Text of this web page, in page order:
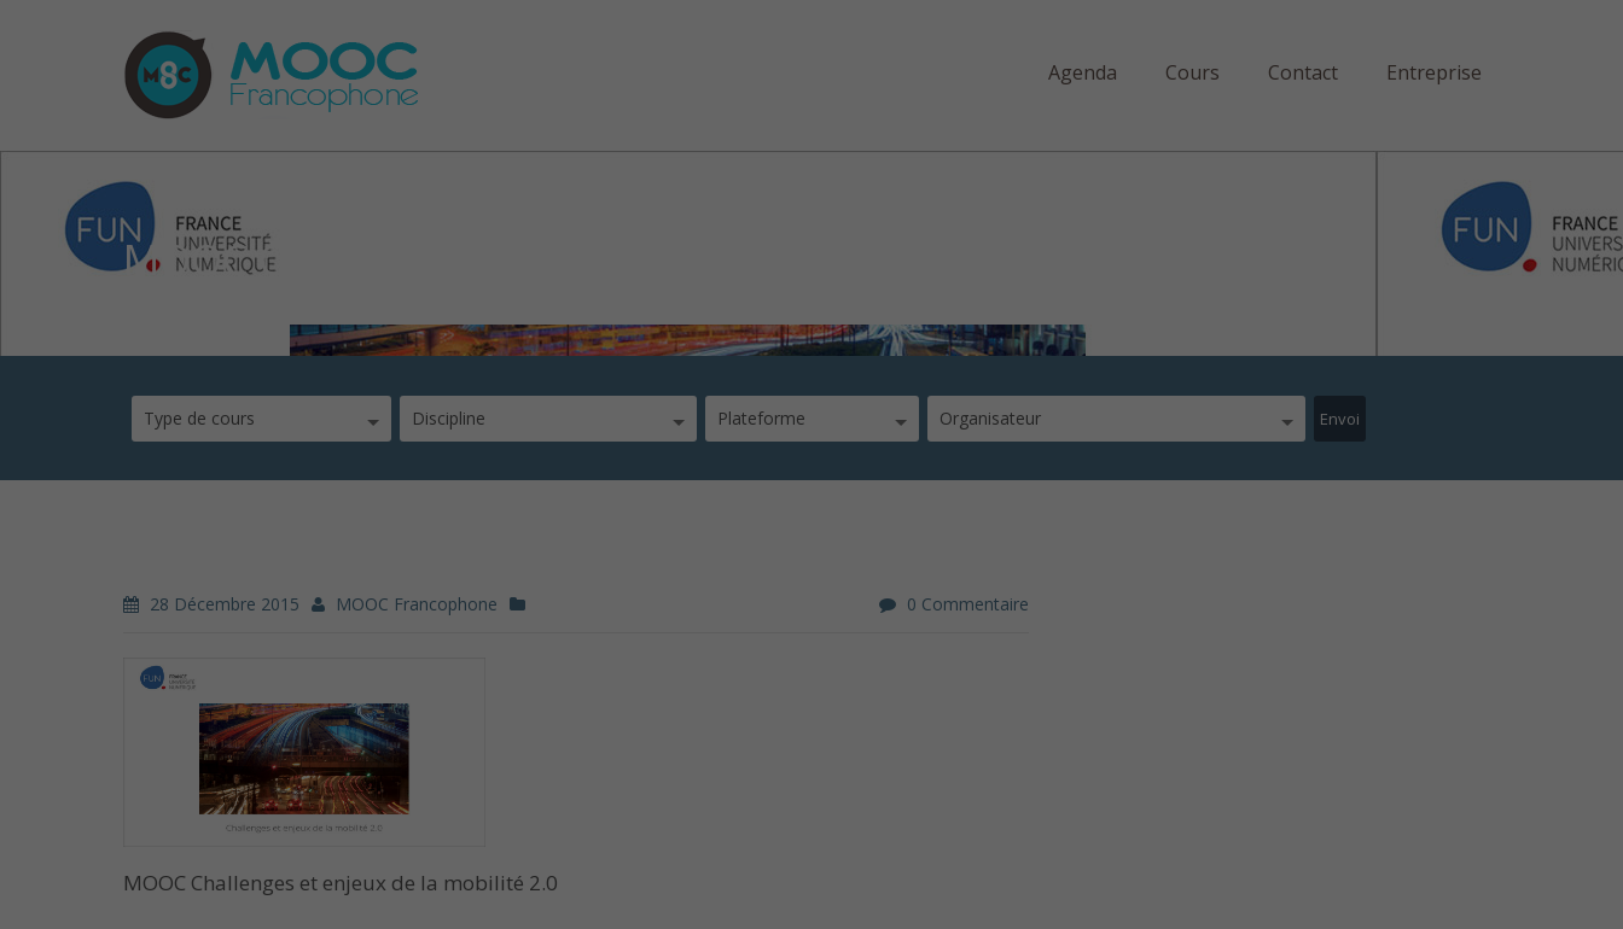
Agenda Cours Contact Entreprise
MOOC Challenges et enjeux de la mobilité 2.0
Type de cours Discipline Plateforme Organisateur
28 Décembre 2015 MOOC Francophone 0 Commentaire
MOOC Challenges et enjeux de la mobilité 2.0